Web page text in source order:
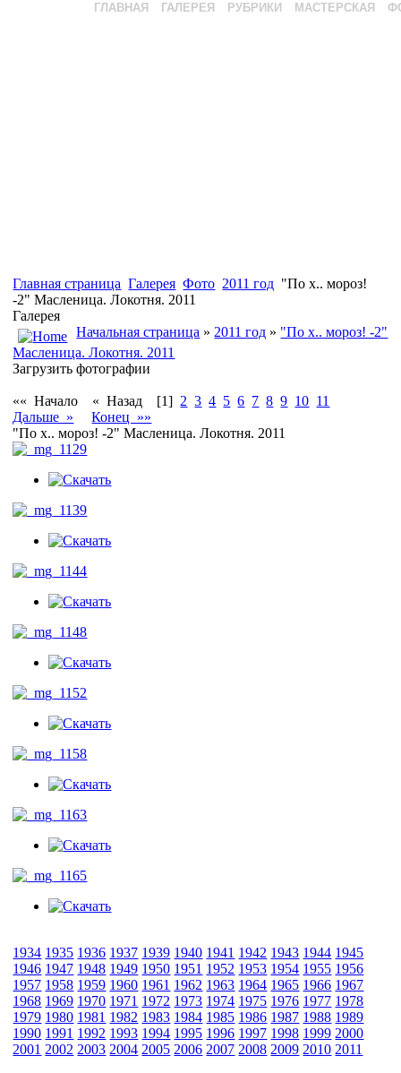
ГЛАВНАЯ ГАЛЕРЕЯ РУБРИКИ МАСТЕРСКАЯ
Главная страница Галерея Фото 2011 год "По х.. мороз!
-2" Масленица. Локотня. 2011
Галерея
Начальная страница » 2011 год » "По х.. мороз! -2"
Масленица. Локотня. 2011
Загрузить фотографии
«« Начало « Назад [1] 2 3 4 5 6 7 8 9 10 11
Дальше »
Конец »»
"По х.. мороз! -2" Масленица. Локотня. 2011
1934 1935 1936 1937 1939 1940 1941 1942 1943 1944 1945
1946 1947 1948 1949 1950 1951 1952 1953 1954 1955 1956
1957 1958 1959 1960 1961 1962 1963 1964 1965 1966 1967
1968 1969 1970 1971 1972 1973 1974 1975 1976 1977 1978
1979 1980 1981 1982 1983 1984 1985 1986 1987 1988 1989
1990 1991 1992 1993 1994 1995 1996 1997 1998 1999 2000
2001 2002 2003 2004 2005 2006 2007 2008 2009 2010 2011